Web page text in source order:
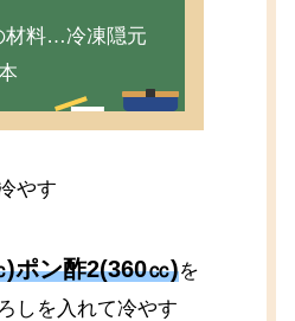
材料…冷凍隠元
やす
)ポン酢2(360㏄)を
しを入れて冷やす